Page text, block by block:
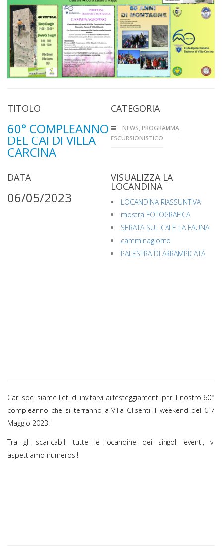
TITOLO
60° COMPLEANNO
DEL CAI DI VILLA
CARCINA
CATEGORIA
NEWS, PROGRAMMA
ESCURSIONISTICO
DATA
06/05/2023
VISUALIZZA LA
LOCANDINA
LOCANDINA RIASSUNTIVA
mostra FOTOGRAFICA
SERATA SUL CAI E LA FAUNA
camminagiorno
PALESTRA DI ARRAMPICATA
Cari soci siamo lieti di invitarvi ai festeggiamenti per il nostro 60°
compleanno che si terranno a Villa Glisenti il weekend del 6-7
Maggio 2023!
Tra gli scaricabili tutte le locandine dei singoli eventi, vi
aspettiamo numerosi!